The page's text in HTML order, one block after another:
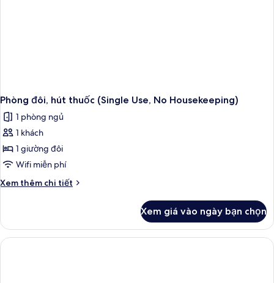
Phòng đôi, hút thuốc (Single Use, No Housekeeping)
1 phòng ngủ
1 khách
1 giường đôi
Wifi miễn phí
Xem thêm chi tiết
Chi
Phòng
đôi,
hút
Xem giá vào ngày bạn chọn